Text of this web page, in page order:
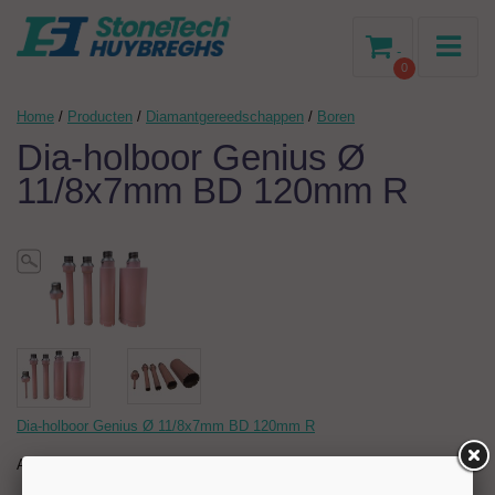
0
-
Home / Producten / Diamantgereedschappen / Boren
Dia-holboor Genius Ø
11/8x7mm BD 120mm R
Dia-holboor Genius Ø 11/8x7mm BD 120mm R
Artikelnr: